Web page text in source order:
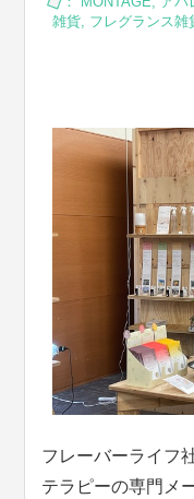
雑貨, フレグランス雑
フレーバーライフ
テラピーの専門メ